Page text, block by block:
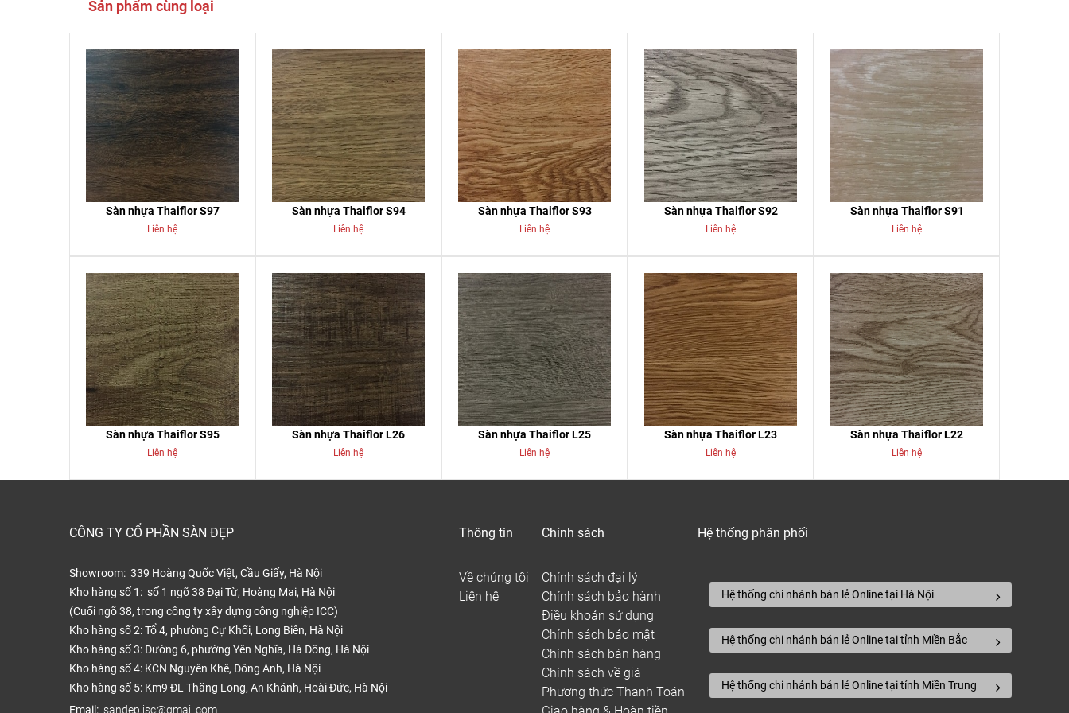
Sản phẩm cùng loại
Sàn nhựa Thaiflor S97
Liên hệ
Sàn nhựa Thaiflor S94
Liên hệ
Sàn nhựa Thaiflor S93
Liên hệ
Sàn nhựa Thaiflor S92
Liên hệ
Sàn nhựa Thaiflor S91
Liên hệ
Sàn nhựa Thaiflor S95
Liên hệ
Sàn nhựa Thaiflor L26
Liên hệ
Sàn nhựa Thaiflor L25
Liên hệ
Sàn nhựa Thaiflor L23
Liên hệ
Sàn nhựa Thaiflor L22
Liên hệ
CÔNG TY CỔ PHẦN SÀN ĐẸP
Showroom: 339 Hoàng Quốc Việt, Cầu Giấy, Hà Nội
Kho hàng số 1: số 1 ngõ 38 Đại Từ, Hoàng Mai, Hà Nội
(Cuối ngõ 38, trong công ty xây dựng công nghiệp ICC)
Kho hàng số 2: Tổ 4, phường Cự Khối, Long Biên, Hà Nội
Kho hàng số 3: Đường 6, phường Yên Nghĩa, Hà Đông, Hà Nội
Kho hàng số 4: KCN Nguyên Khê, Đông Anh, Hà Nội
Kho hàng số 5: Km9 ĐL Thăng Long, An Khánh, Hoài Đức, Hà Nội
Email: sandep.jsc@gmail.com
Thông tin
Về chúng tôi
Liên hệ
Chính sách
Chính sách đại lý
Chính sách bảo hành
Điều khoản sử dụng
Chính sách bảo mật
Chính sách bán hàng
Chính sách về giá
Phương thức Thanh Toán
Hệ thống phân phối
Hệ thống chi nhánh bán lẻ Online tại Hà Nội
Hệ thống chi nhánh bán lẻ Online tại tỉnh Miền Bắc
Hệ thống chi nhánh bán lẻ Online tại tỉnh Miền Trung